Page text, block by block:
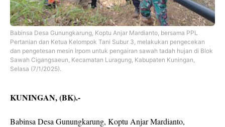
Babinsa Desa Gunungkarung, Koptu Anjar Mardianto, bersama PPL
Pertanian dan Ketua Kelompok Tani Subur 3, melakukan pengecekan
dan pengetesan mesin Irpom untuk pengairan sawah tadah hujan di Blok
Sawah Cigangsaeun, Kecamatan Luragung, Kabupaten Kuningan,
Selasa (7/1/2025).
KUNINGAN, (BK).-
Babinsa Desa Gunungkarung, Koptu Anjar Mardianto,